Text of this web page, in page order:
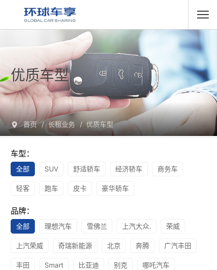
优质车型
首页 长租业务 优质车型
车型：
全部 SUV 舒适轿车 经济轿车 商务车
轻客 跑车 皮卡 豪华轿车
品牌：
全部 理想汽车 雪佛兰 上汽大众. 荣威
上汽荣威 奇瑞新能源 北京 奔腾 广汽丰田
丰田 Smart 比亚迪 别克 哪吒汽车